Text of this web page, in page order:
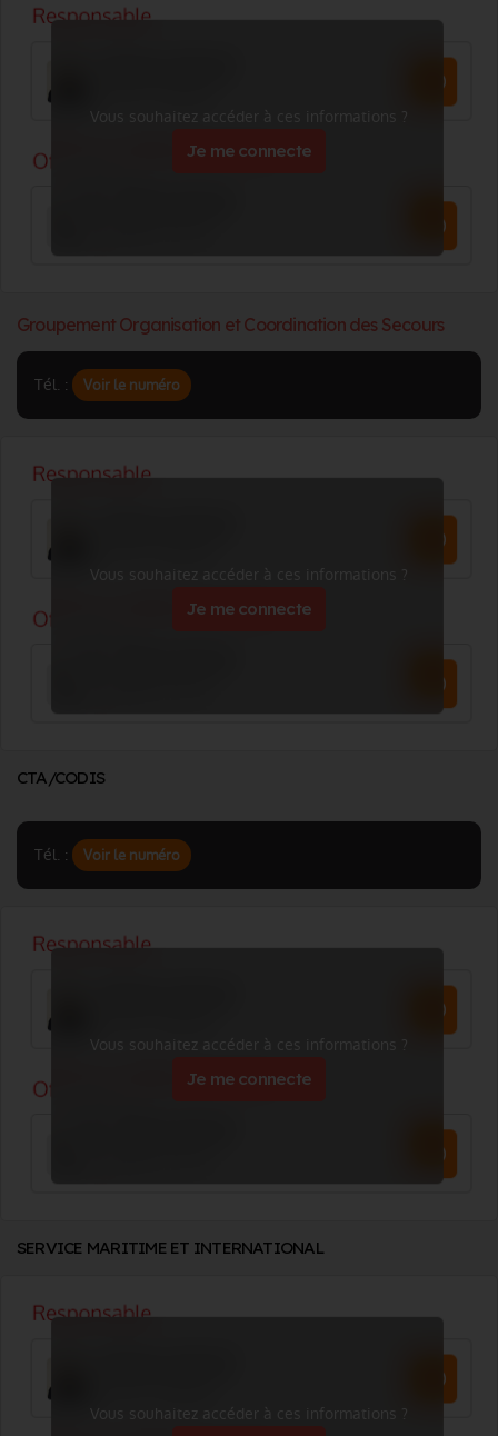
Vous souhaitez accéder à ces informations ?
Je me connecte
Groupement Organisation et Coordination des Secours
Tél. : Voir le numéro
Vous souhaitez accéder à ces informations ?
Je me connecte
CTA/CODIS
Tél. : Voir le numéro
Vous souhaitez accéder à ces informations ?
Je me connecte
SERVICE MARITIME ET INTERNATIONAL
Vous souhaitez accéder à ces informations ?